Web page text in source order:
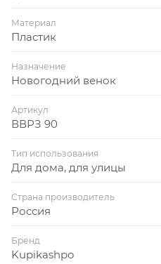
Материал
Пластик
Назначение
Новогодний венок
Артикул
ВВРЗ 90
Тип использования
Для дома, для улицы
Страна производитель
Россия
Бренд
Kupikashpo